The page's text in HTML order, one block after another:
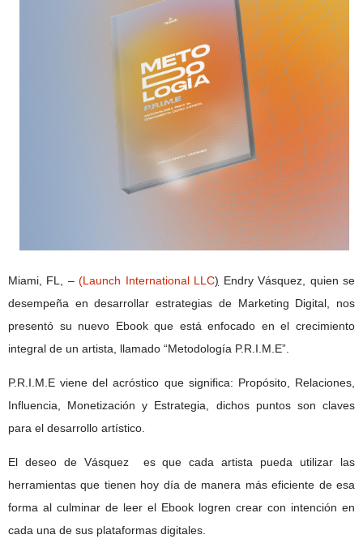
Miami, FL, –(Launch International LLC) Endry Vásquez, quien se
desempeña en desarrollar estrategias de Marketing Digital, nos
presentó su nuevo Ebook que está enfocado en el crecimiento
integral de un artista, llamado “Metodología P.R.I.M.E”.
P.R.I.M.E viene del acróstico que significa: Propósito, Relaciones,
Influencia, Monetización y Estrategia, dichos puntos son claves
para el desarrollo artístico.
El deseo de Vásquez
es que cada artista pueda utilizar las
herramientas que tienen hoy día de manera más eficiente de esa
forma al culminar de leer el Ebook logren crear con intención en
cada una de sus plataformas digitales.